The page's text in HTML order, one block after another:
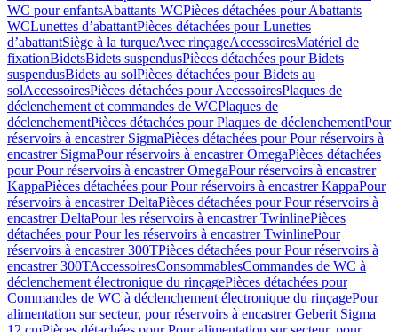
WC pour enfantsAbattants WCPièces détachées pour Abattants
WCLunettes d’abattantPièces détachées pour Lunettes
d’abattantSiège à la turqueAvec rinçageAccessoiresMatériel de
fixationBidetsBidets suspendusPièces détachées pour Bidets
suspendusBidets au solPièces détachées pour Bidets au
solAccessoiresPièces détachées pour AccessoiresPlaques de
déclenchement et commandes de WCPlaques de
déclenchementPièces détachées pour Plaques de déclenchementPour
réservoirs à encastrer SigmaPièces détachées pour Pour réservoirs à
encastrer SigmaPour réservoirs à encastrer OmegaPièces détachées
pour Pour réservoirs à encastrer OmegaPour réservoirs à encastrer
KappaPièces détachées pour Pour réservoirs à encastrer KappaPour
réservoirs à encastrer DeltaPièces détachées pour Pour réservoirs à
encastrer DeltaPour les réservoirs à encastrer TwinlinePièces
détachées pour Pour les réservoirs à encastrer TwinlinePour
réservoirs à encastrer 300TPièces détachées pour Pour réservoirs à
encastrer 300TAccessoiresConsommablesCommandes de WC à
déclenchement électronique du rinçagePièces détachées pour
Commandes de WC à déclenchement électronique du rinçagePour
alimentation sur secteur, pour réservoirs à encastrer Geberit Sigma